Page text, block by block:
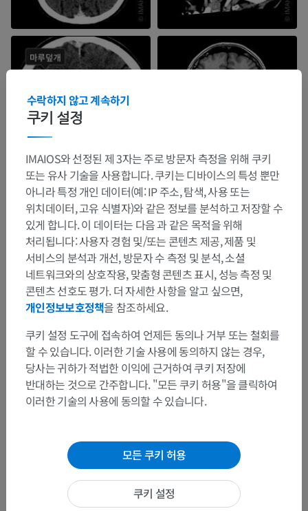
해부학적 계층
쿠키 설정
수락하지 않고 계속하기
IMAIOS와 선정된 제 3자는 주로 방문자 측정을 위해 쿠키
또는 유사 기술을 사용합니다. 쿠키는 디바이스의 특성 뿐만
아니라 특정 개인 데이터(예: IP 주소, 탐색, 사용 또는
위치데이터, 고유 식별자)와 같은 정보를 분석하고 저장할 수
있게 합니다. 이 데이터는 다음 과 같은 목적을 위해
처리됩니다: 사용자 경험 및/또는 콘텐츠 제공, 제품 및
서비스의 분석과 개선, 방문자 수 측정 및 분석, 소셜
네트워크와의 상호작용, 맞춤형 콘텐츠 표시, 성능 측정 및
콘텐츠 선호도 평가. 더 자세한 사항을 알고 싶으면,
개인정보보호정책을 참조하세요.
쿠키 설정 도구에 접속하여 언제든 동의나 거부 또는 철회를
할 수 있습니다. 이러한 기술 사용에 동의하지 않는 경우,
당사는 귀하가 적법한 이익에 근거하여 쿠키 저장에
반대하는 것으로 간주합니다. "모든 쿠키 허용"을 클릭하여
이러한 기술의 사용에 동의할 수 있습니다.
모든 쿠키 허용
쿠키 설정